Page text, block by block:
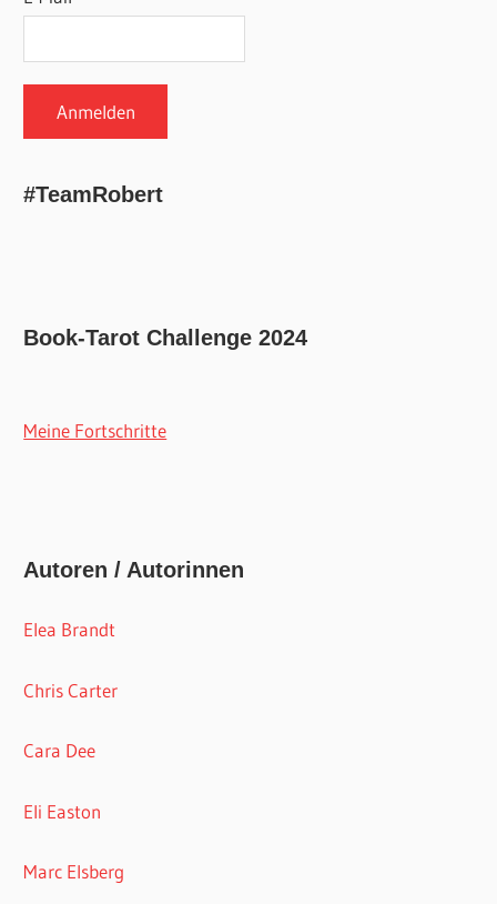
#TeamRobert
Book-Tarot Challenge 2024
Meine Fortschritte
Autoren / Autorinnen
Elea Brandt
Chris Carter
Cara Dee
Eli Easton
Marc Elsberg